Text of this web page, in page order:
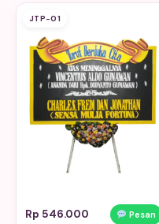
JTP-01
Rp 546.000 Pesan